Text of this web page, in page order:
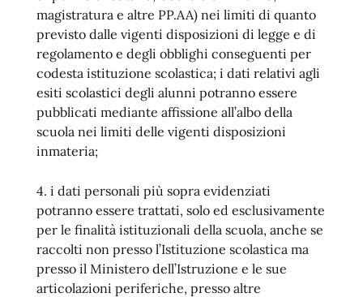
magistratura e altre PP.AA) nei limiti di quanto
previsto dalle vigenti disposizioni di legge e di
regolamento e degli obblighi conseguenti per
codesta istituzione scolastica; i dati relativi agli
esiti scolastici degli alunni potranno essere
pubblicati mediante affissione all’albo della
scuola nei limiti delle vigenti disposizioni
inmateria;
4. i dati personali più sopra evidenziati
potranno essere trattati, solo ed esclusivamente
per le finalità istituzionali della scuola, anche se
raccolti non presso l’Istituzione scolastica ma
presso il Ministero dell’Istruzione e le sue
articolazioni periferiche, presso altre